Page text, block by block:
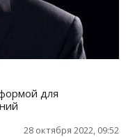
для
28 октября 2022, 09:52